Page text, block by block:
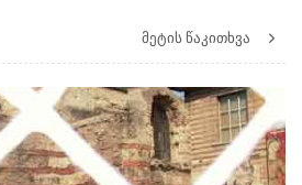
მეტის წაკითხვა